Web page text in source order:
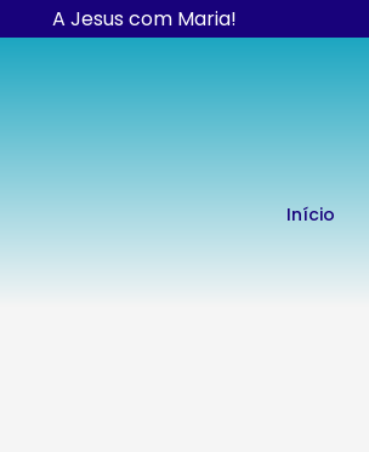
A Jesus com Maria!
Início